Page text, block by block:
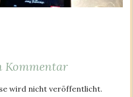
Kommentar
wird nicht veröffentlicht.